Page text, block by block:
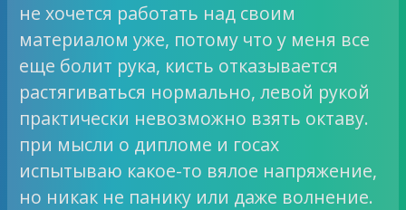
не хочется работать над своим
материалом уже, потому что у меня все
еще болит рука, кисть отказывается
растягиваться нормально, левой рукой
практически невозможно взять октаву.
при мысли о дипломе и госах
испытываю какое-то вялое напряжение,
но никак не панику или даже волнение.